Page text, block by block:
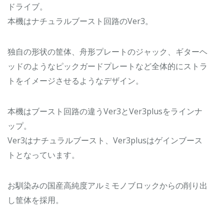
ドライブ。
本機はナチュラルブースト回路のVer3。
独自の形状の筐体、舟形プレートのジャック、ギターヘ
ッドのようなピックガードプレートなど全体的にストラ
トをイメージさせるようなデザイン。
本機はブースト回路の違うVer3とVer3plusをラインナ
ップ。
Ver3はナチュラルブースト、Ver3plusはゲインブース
トとなっています。
お馴染みの国産高純度アルミモノブロックからの削り出
し筐体を採用。